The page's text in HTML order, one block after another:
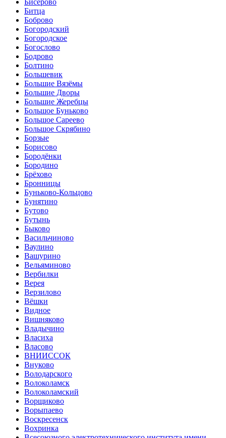
Бисерово
Битца
Боброво
Богородский
Богородское
Богослово
Бодрово
Болтино
Большевик
Большие Вязёмы
Большие Дворы
Большие Жеребцы
Большое Буньково
Большое Сареево
Большое Скрябино
Борзые
Борисово
Бородёнки
Бородино
Брёхово
Бронницы
Буньково-Кольцово
Бунятино
Бутово
Бутынь
Быково
Васильчиново
Ваулино
Вашурино
Вельяминово
Вербилки
Верея
Верзилово
Вёшки
Видное
Вишняково
Владычино
Власиха
Власово
ВНИИССОК
Внуково
Володарского
Волоколамск
Волоколамский
Ворщиково
Ворыпаево
Воскресенск
Вохринка